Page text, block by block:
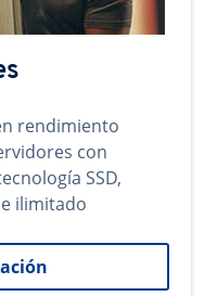
rendimiento
con
SSD,
ilimitado